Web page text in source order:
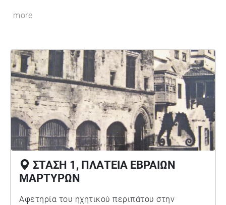
πραγματικότητας, ο περιπατητής ανακαλύπτει την
εμπειρία αναδεικνύει τη σημασία της συλλογικής
μνήμης, της πολιτιστικής κληρονομιάς και της
βιώσιμης διαχείρισης του αστικού τοπίου,
ενθαρρύνοντας τον χρήστη να παρατηρήσει τον
χώρο με νέα ματιά. Ο περίπατος δεν αποτελεί
απλώς μια ιστορική αναδρομή, αλλά μια πρόσκληση
για αναστοχασμό σχετικά με τη σχέση της πόλης με
τη μνήμη και την ταυτότητά της.
more
ΣΤΑΣΗ 1, ΠΛΑΤΕΙΑ ΕΒΡΑΙΩΝ
ΜΑΡΤΥΡΩΝ
Αφετηρία του ηχητικού περιπάτου στην